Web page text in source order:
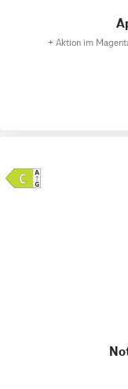
+ Aktion im